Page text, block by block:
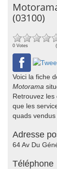
(03100)
0 Votes
Voici la fiche
Motorama
Retrouvez
que les
quads vendus
Adresse
64 Av Du
Téléphone